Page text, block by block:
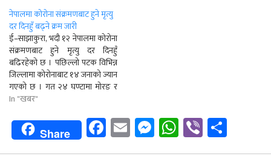
नेपालमा कोरोना संक्रमणबाट हुने मृत्यु
दर दिनहुँ बढ्ने क्रम जारी
ई–साझाकुरा, भदौ १२ नेपालमा कोरोना
संक्रमणबाट हुने मृत्यु दर दिनहुँ
बढिरहेको छ । पछिल्लो पटक विभिन्न
जिल्लामा कोरोनाबाट १४ जनाको ज्यान
गएको छ । गत २४ घण्टामा मोरङ र
भक्तपुरका २–२, उदयपुर, चितवन, पर्सा,
गोरखा, सिरहा र झापका एक(एक
जनाको मृत्यु भएको हो । धरानस्थित
In "खबर"
Share Facebook
EmailMessenger
WhatsApp
Viber